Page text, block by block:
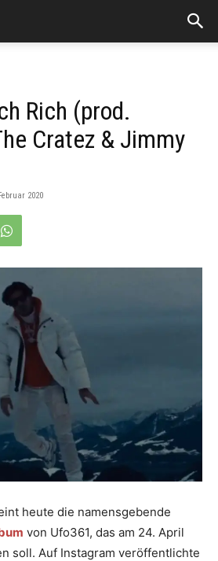
Rich (prod.
Cratez & Jimmy
2020
heute die namensgebende
von Ufo361, das am 24. April
soll. Auf Instagram veröffentlichte